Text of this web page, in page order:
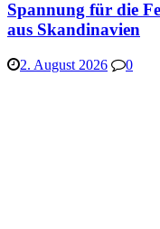
Spannung für die
aus Skandinavien
2. August 2026 0